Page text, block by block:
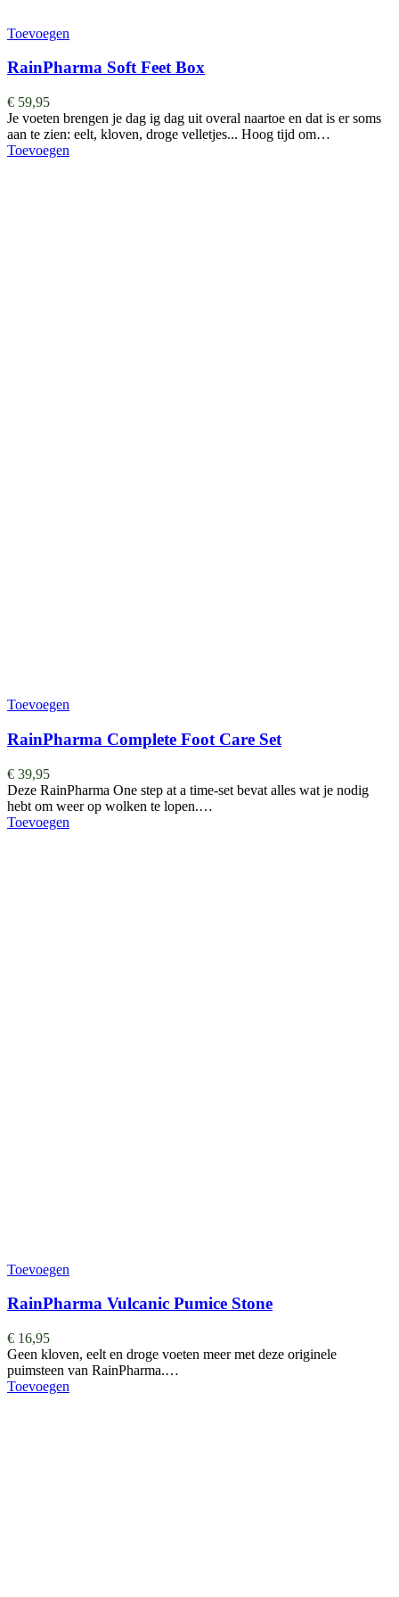
Toevoegen
RainPharma Soft Feet Box
€ 59,95
Je voeten brengen je dag ig dag uit overal naartoe en dat is er soms
aan te zien: eelt, kloven, droge velletjes... Hoog tijd om…
Toevoegen
Toevoegen
RainPharma Complete Foot Care Set
€ 39,95
Deze RainPharma One step at a time-set bevat alles wat je nodig
hebt om weer op wolken te lopen.…
Toevoegen
Toevoegen
RainPharma Vulcanic Pumice Stone
€ 16,95
Geen kloven, eelt en droge voeten meer met deze originele
puimsteen van RainPharma.…
Toevoegen